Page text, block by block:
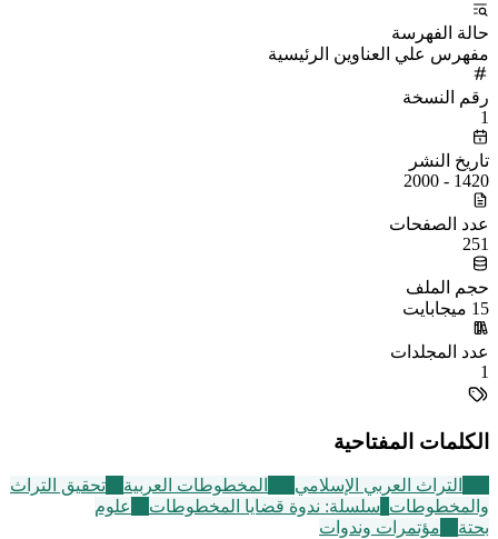
حالة الفهرسة
مفهرس علي العناوين الرئيسية
رقم النسخة
1
تاريخ النشر
1420 - 2000
عدد الصفحات
251
حجم الملف
15 ميجابايت
عدد المجلدات
1
الكلمات المفتاحية
التراث العربي الإسلامي المخطوطات العربية
تحقيق التراث
والمخطوطات سلسلة: ندوة قضايا المخطوطات
علوم
بحتة
مؤتمرات وندوات